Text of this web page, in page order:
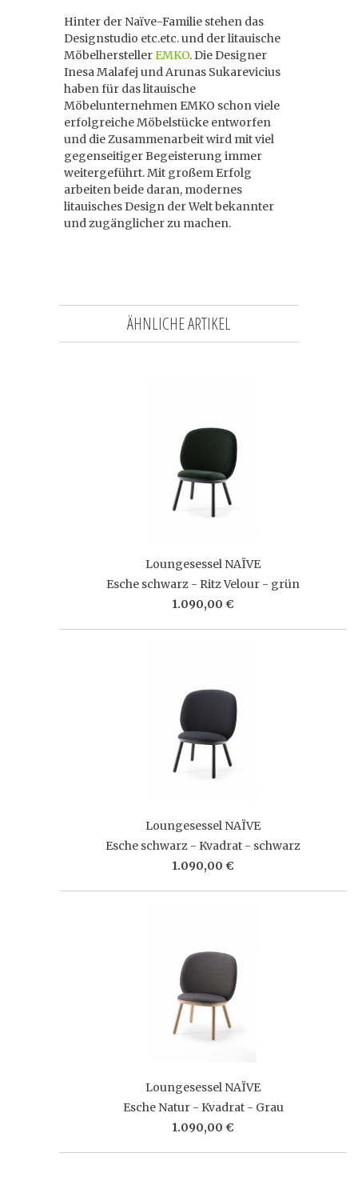
Hinter der Naïve-Familie stehen das
Designstudio etc.etc. und der litauische
MöbelherstellerEMKO. Die Designer
Inesa Malafej und Arunas Sukarevicius
haben für das litauische
Möbelunternehmen EMKO schon viele
erfolgreiche Möbelstücke entworfen
und die Zusammenarbeit wird mit viel
gegenseitiger Begeisterung immer
weitergeführt. Mit großem Erfolg
arbeiten beide daran, modernes
litauisches Design der Welt bekannter
und zugänglicher zu machen.
ÄHNLICHE ARTIKEL
Loungesessel NAÏVE
Esche schwarz - Ritz Velour - grün
1.090,00 €
Loungesessel NAÏVE
Esche schwarz - Kvadrat - schwarz
1.090,00 €
Loungesessel NAÏVE
Esche Natur - Kvadrat - Grau
1.090,00 €